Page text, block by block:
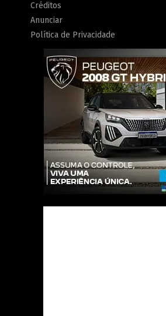
Créditos
Anunciar
Política de Privacidade